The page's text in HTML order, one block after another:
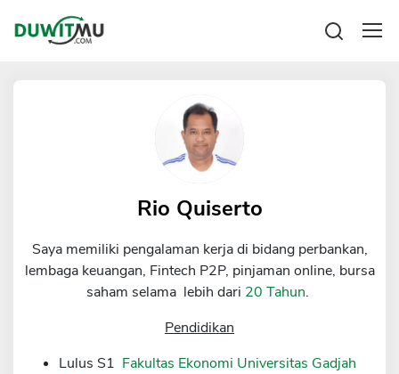
Mengelola keuangan
Pinjaman Online
Hutang
KTA
Rio Quiserto
Saya memiliki pengalaman kerja di bidang perbankan,
lembaga keuangan, Fintech P2P, pinjaman online, bursa
saham selama lebih dari 20 Tahun.
Pendidikan
Lulus S1 Fakultas Ekonomi Universitas Gadjah